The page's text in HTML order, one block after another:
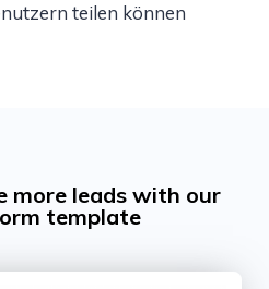
teilen können
more leads with our
template